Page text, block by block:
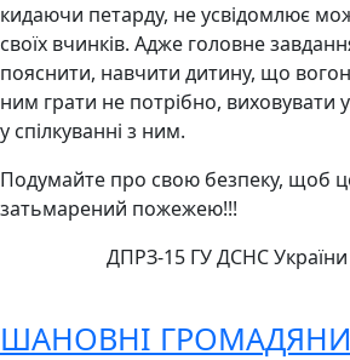
кидаючи петарду, не усвідомлює
своїх вчинків. Адже головне
пояснити, навчити дитину, що
ним грати не потрібно, виховувати
у спілкуванні з ним.
Подумайте про свою безпеку, щоб
затьмарений пожежею!!!
ДПРЗ-15 ГУ ДСНС України
ШАНОВНІ